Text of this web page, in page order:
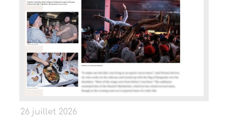
26 juillet 2026